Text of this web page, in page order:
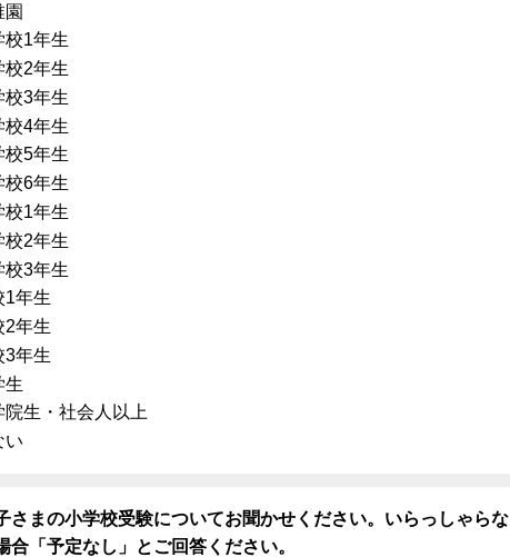
園
校1年生
校2年生
校3年生
校4年生
校5年生
校6年生
校1年生
校2年生
校3年生
1年生
2年生
3年生
生
院生・社会人以上
い
さまの小学校受験についてお聞かせください。いらっしゃらな
合「予定なし」とご回答ください。